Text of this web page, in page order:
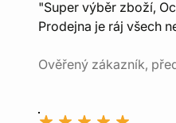
"Super výběr zboží,
Prodejna je ráj všech
Ověřený zákazník,